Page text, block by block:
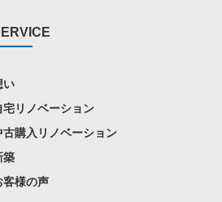
い
宅リノベーション
古購入リノベーション
築
客様の声